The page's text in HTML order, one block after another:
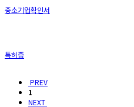
중소기업확인서
특허증
PREV
1
NEXT